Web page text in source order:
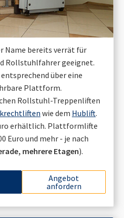
Name bereits verrät für
Rollstuhlfahrer geeignet.
über eine
Plattform.
Rollstuhl-Treppenliften
wie dem Hublift.
erhältlich. Plattformlifte
Euro und mehr - je nach
mehrere Etagen).
Angebot
anfordern